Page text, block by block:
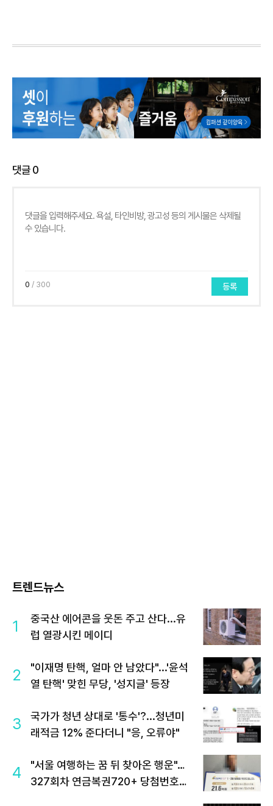
댓글0
0 / 300 등록
트렌드뉴스
1
중국산 에어콘을 웃돈 주고 산다...유
럽 열광시킨 메이디
2
"이재명 탄핵, 얼마 안 남았다"...'윤석
열 탄핵' 맞힌 무당, '성지글' 등장
3
국가가 청년 상대로 '통수'?...청년미
래적금 12% 준다더니 "응, 오류야"
4
"서울 여행하는 꿈 뒤 찾아온 행운"…
327회차 연금복권720+ 당첨번호조